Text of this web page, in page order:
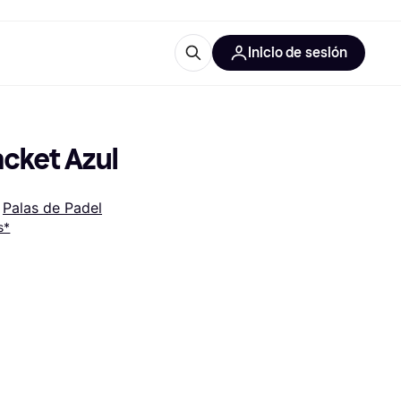
Inicio de sesión
Azul
Palas de Padel